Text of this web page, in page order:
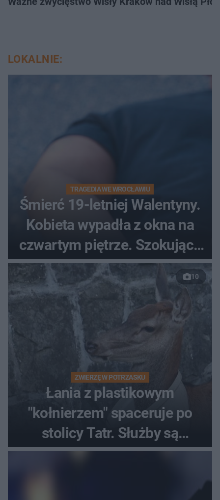
LOKALNIE:
TRAGEDIA WE WROCŁAWIU
Śmierć 19-letniej Walentyny.
Kobieta wypadła z okna na
czwartym piętrze. Szokujące
nagranie trafiło do sieci
10
ZWIERZĘ W POTRZASKU
Łania z plastikowym
"kołnierzem" spaceruje po
stolicy Tatr. Służby są
bezradne